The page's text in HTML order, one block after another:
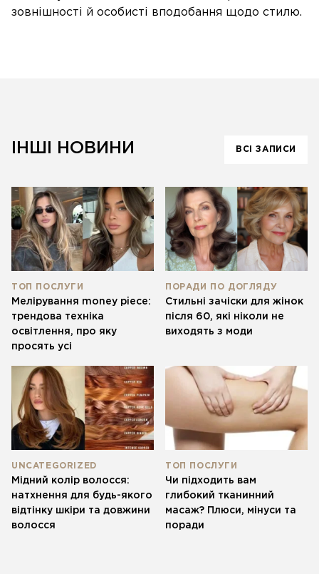
зовнішності й особисті вподобання щодо стилю.
ІНШІ НОВИНИ ВСІ ЗАПИСИ
ТОП ПОСЛУГИ
Мелірування money piece:
трендова техніка
освітлення, про яку
просять усі
ПОРАДИ ПО ДОГЛЯДУ
Стильні зачіски для жінок
після 60, які ніколи не
виходять з моди
UNCATEGORIZED
Мідний колір волосся:
натхнення для будь-якого
відтінку шкіри та довжини
волосся
ТОП ПОСЛУГИ
Чи підходить вам
глибокий тканинний
масаж? Плюси, мінуси та
поради